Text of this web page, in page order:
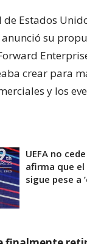
Estados
anunció su
crear para
y los
UEFA no
afirma que
sigue pese a